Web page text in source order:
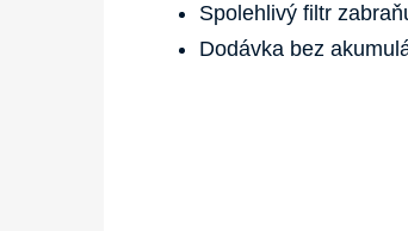
Spolehlivý filtr
Dodávka bez